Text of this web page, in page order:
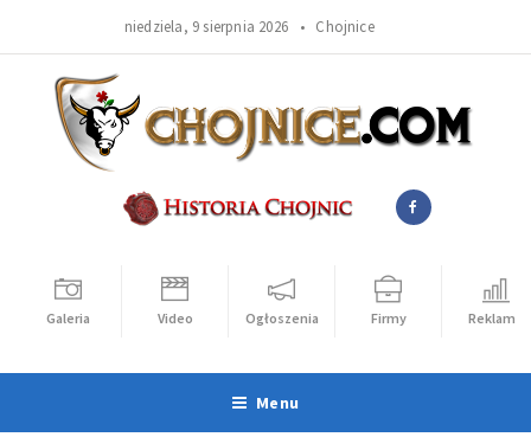
niedziela, 9 sierpnia 2026 • Chojnice
Galeria Video Ogłoszenia Firmy Reklama
Menu